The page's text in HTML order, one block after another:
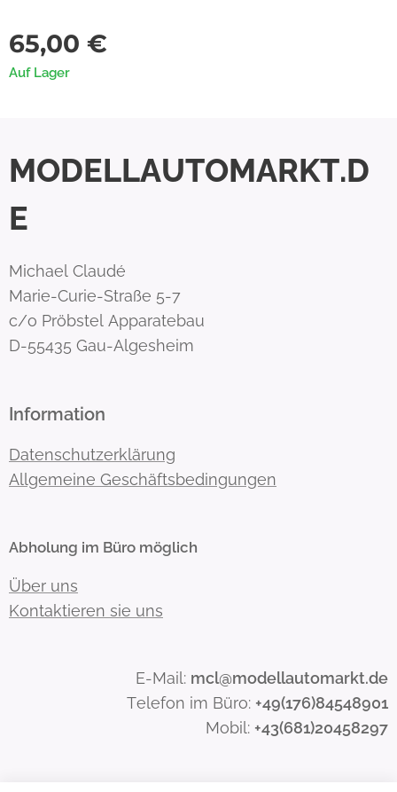
65,00 €
Auf Lager
MODELLAUTOMARKT.D
E
Michael Claudé
Marie-Curie-Straße 5-7
c/o Pröbstel Apparatebau
D-55435 Gau-Algesheim
Information
Datenschutzerklärung
Allgemeine Geschäftsbedingungen
Abholung im Büro möglich
Über uns
Kontaktieren sie uns
E-Mail: mcl@modellautomarkt.de
Telefon im Büro: +49(176)84548901
Mobil: +43(681)20458297